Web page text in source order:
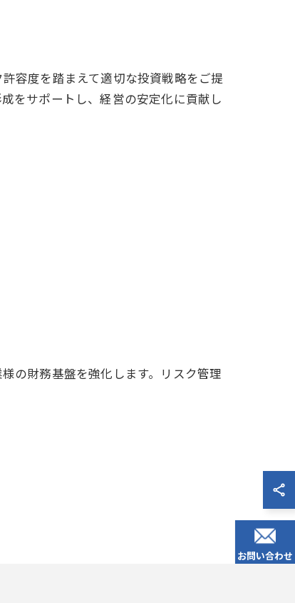
容度を踏まえて適切な投資戦略をご提
をサポートし、経営の安定化に貢献し
の財務基盤を強化します。リスク管理
お問い合わせ